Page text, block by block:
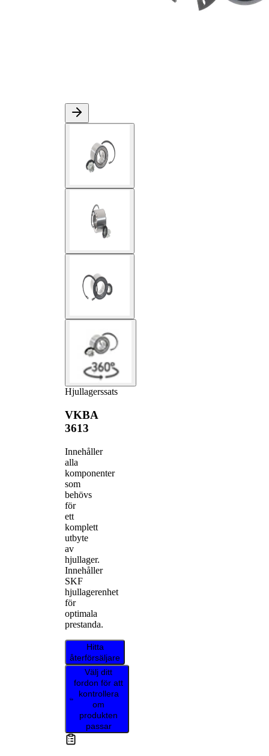
Hjullagerssats
VKBA
3613
Innehåller
alla
komponenter
som
behövs
för
ett
komplett
utbyte
av
hjullager.
Innehåller
SKF
hjullagerenhet
för
optimala
prestanda.
Hitta
återförsäljare
Välj ditt
fordon för att
kontrollera
om
produkten
passar